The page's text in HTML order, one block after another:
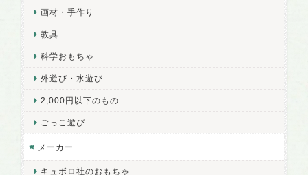
画材・手作り
教具
科学おもちゃ
外遊び・水遊び
2,000円以下のもの
ごっこ遊び
メーカー
キュボロ社のおもちゃ